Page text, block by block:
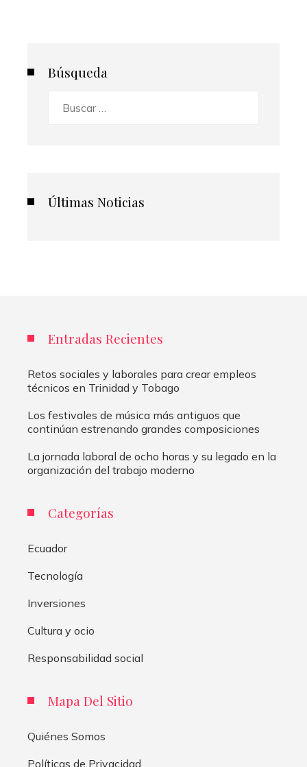
Búsqueda
Últimas Noticias
Entradas Recientes
Retos sociales y laborales para crear empleos
técnicos en Trinidad y Tobago
Los festivales de música más antiguos que
continúan estrenando grandes composiciones
La jornada laboral de ocho horas y su legado en la
organización del trabajo moderno
Categorías
Ecuador
Tecnología
Inversiones
Cultura y ocio
Responsabilidad social
Mapa Del Sitio
Quiénes Somos
Políticas de Privacidad